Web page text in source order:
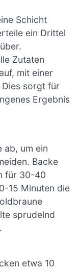
Schicht
ein Drittel
Zutaten
mit einer
sorgt für
Ergebnis
ab, um ein
Backe
für 30-40
15 Minuten die
sprudelnd
etwa 10